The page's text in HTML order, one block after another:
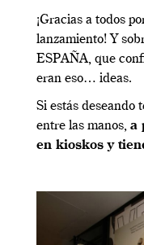
¡Gracias a todos
lanzamiento! Y
ESPAÑA, que
eran eso… ideas.
Si estás deseando
entre las manos, a
en kioskos y